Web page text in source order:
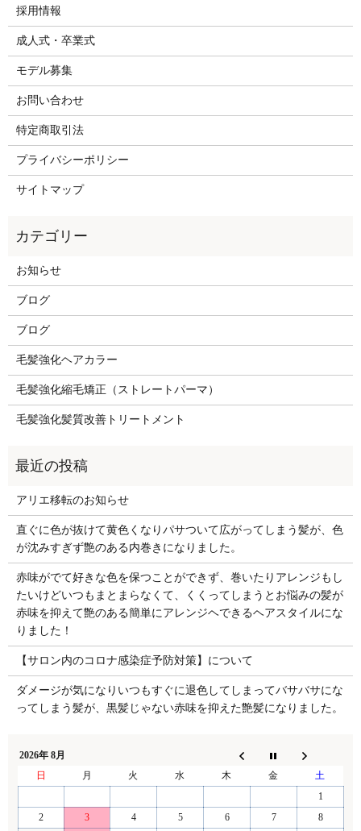
採用情報
成人式・卒業式
モデル募集
お問い合わせ
特定商取引法
プライバシーポリシー
サイトマップ
お知らせ
ブログ
ブログ
毛髪強化ヘアカラー
毛髪強化縮毛矯正（ストレートパーマ）
毛髪強化髪質改善トリートメント
アリエ移転のお知らせ
直ぐに色が抜けて黄色くなりパサついて広がってしまう髪が、色
が沈みすぎず艶のある内巻きになりました。
赤味がでて好きな色を保つことができず、巻いたりアレンジもし
たいけどいつもまとまらなくて、くくってしまうとお悩みの髪が
赤味を抑えて艶のある簡単にアレンジヘできるヘアスタイルにな
りました！
【サロン内のコロナ感染症予防対策】について
ダメージが気になりいつもすぐに退色してしまってバサバサにな
ってしまう髪が、黒髪じゃない赤味を抑えた艶髪になりました。
2026年 8月
日
月 火 水 木 金
土
1
2
3 4 5 6 7 8